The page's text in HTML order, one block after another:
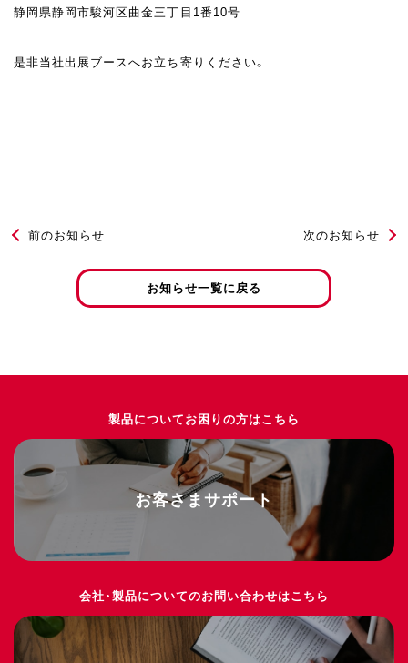
静岡県静岡市駿河区曲金三丁目1番10号
是非当社出展ブースへお立ち寄りください。
前のお知らせ 次のお知らせ
お知らせ一覧に戻る
製品についてお困りの方はこちら
お客さまサポート
会社・製品についてのお問い合わせはこちら